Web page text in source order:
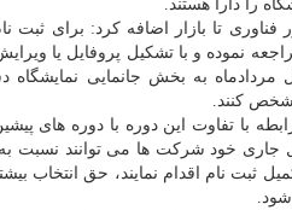
را دارا هستند.
فناوری تا بازار اضافه کرد: برای ثبت
نموده و با تشکیل پروفایل یا
مردادماه به بخش جانمایی
کنند.
با تفاوت این دوره با دوره های
خود شرکت ها می توانند نسبت به
ثبت نام اقدام نمایند، حق انتخاب